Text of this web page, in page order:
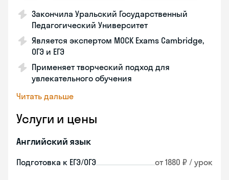
Закончила Уральский Государственный
Педагогический Университет
Является экспертом MOCK Exams Cambridge,
ОГЭ и ЕГЭ
Применяет творческий подход для
увлекательного обучения
Читать дальше
Услуги и цены
Английский язык
Подготовка к ЕГЭ/ОГЭ от 1880 ₽ / урок